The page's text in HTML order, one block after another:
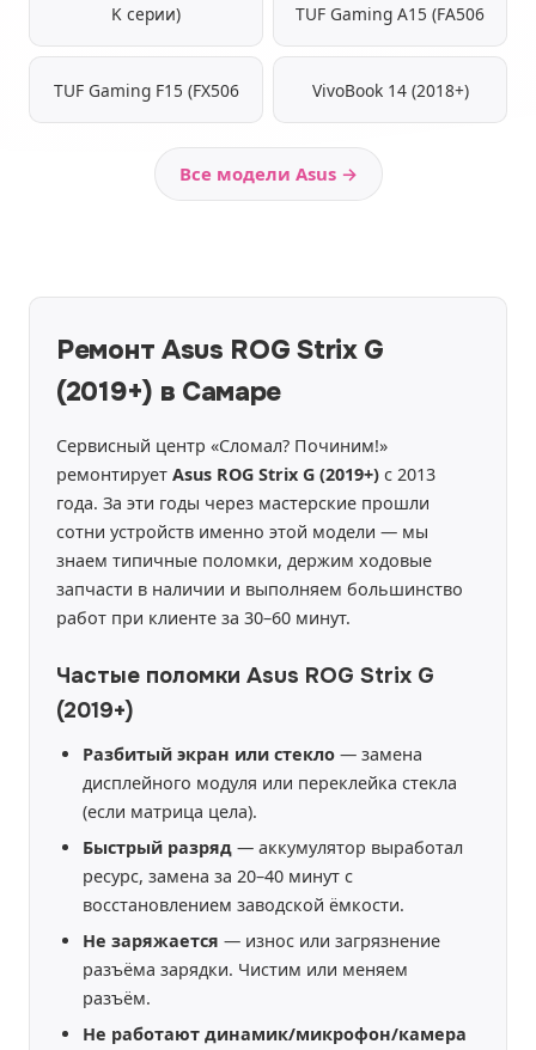
K серии) TUF Gaming A15 (FA506
TUF Gaming F15 (FX506 VivoBook 14 (2018+)
Все модели Asus →
Ремонт Asus ROG Strix G
(2019+) в Самаре
Сервисный центр «Сломал? Починим!»
ремонтирует Asus ROG Strix G (2019+) с 2013
года. За эти годы через мастерские прошли
сотни устройств именно этой модели — мы
знаем типичные поломки, держим ходовые
запчасти в наличии и выполняем большинство
работ при клиенте за 30–60 минут.
Частые поломки Asus ROG Strix G
(2019+)
Разбитый экран или стекло — замена
дисплейного модуля или переклейка стекла
(если матрица цела).
Быстрый разряд — аккумулятор выработал
ресурс, замена за 20–40 минут с
восстановлением заводской ёмкости.
Не заряжается — износ или загрязнение
разъёма зарядки. Чистим или меняем
разъём.
Не работают динамик/микрофон/камера